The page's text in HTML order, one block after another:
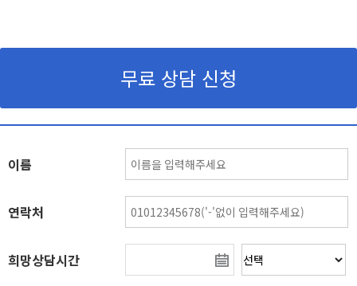
무료 상담 신청
이름
연락처
희망상담시간